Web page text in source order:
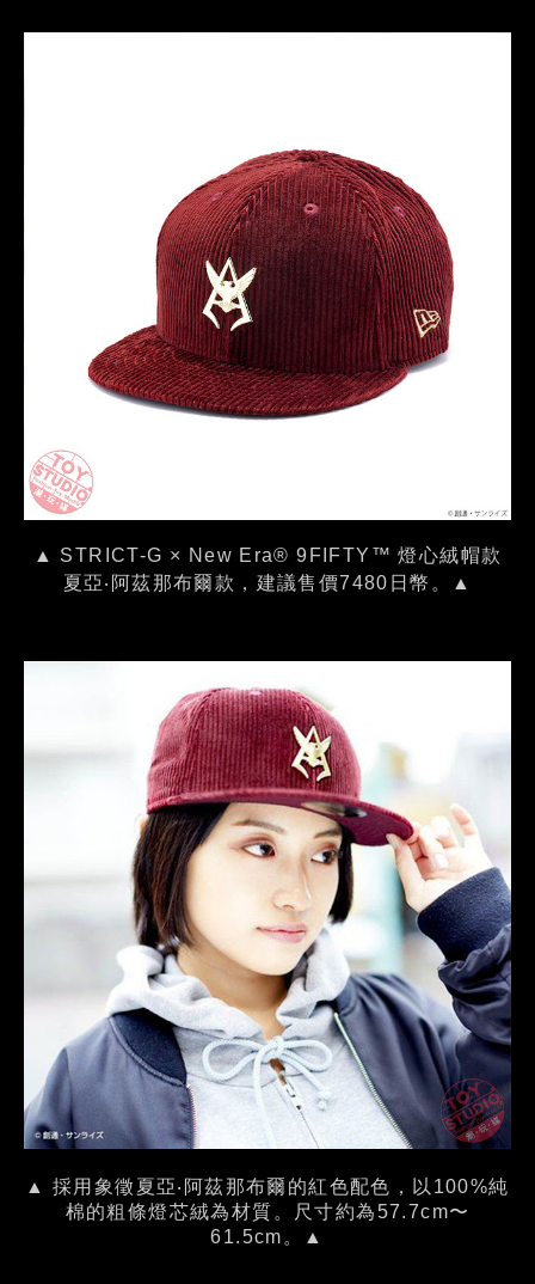
▲ STRICT-G × New Era® 9FIFTY™ 燈心絨帽款
夏亞‧阿茲那布爾款，建議售價7480日幣。▲
▲ 採用象徵夏亞‧阿茲那布爾的紅色配色，以100%純
棉的粗條燈芯絨為材質。尺寸約為57.7cm〜
61.5cm。▲